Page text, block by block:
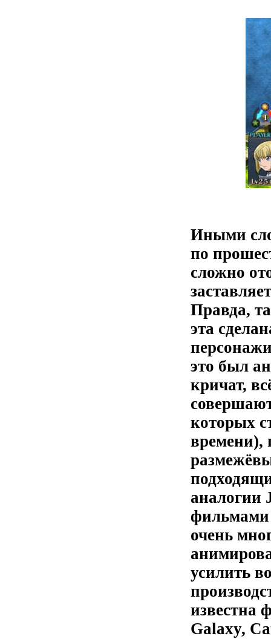
Иными
по
сложно
Правда,
эта
это был
кричат,
которых
времени),
аналогии
фильмами
очень
усилить
известна
Galaxy,